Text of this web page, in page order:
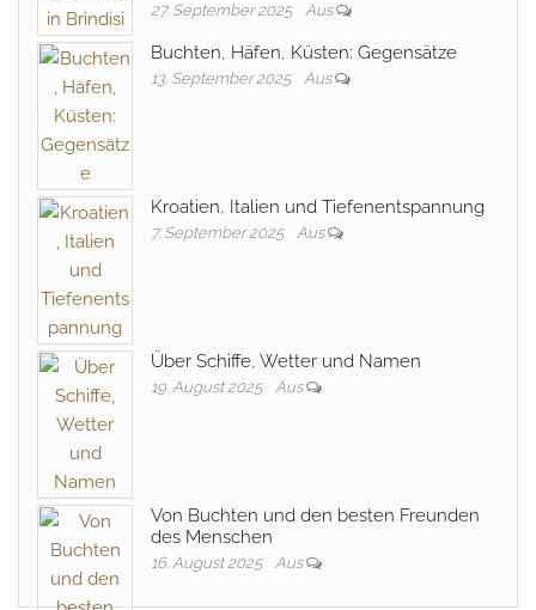
27. September 2025 Aus
Buchten, Häfen, Küsten: Gegensätze
13. September 2025 Aus
Kroatien, Italien und Tiefenentspannung
7. September 2025 Aus
Über Schiffe, Wetter und Namen
19. August 2025 Aus
Von Buchten und den besten Freunden
des Menschen
16. August 2025 Aus